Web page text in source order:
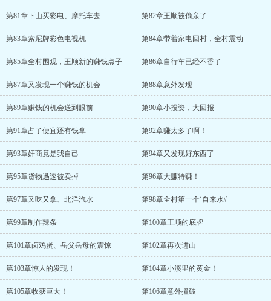
第81章下山买彩电、摩托车去 第82章王顺被偷亲了
第83章索尼牌彩色电视机 第84章带着家电回村，全村震动
第85章全村围观，王顺新的赚钱点子 第86章自行车已经不香了
第87章又发现一个赚钱的机会 第88章意外发现
第89章赚钱的机会送到眼前 第90章小投资，大回报
第91章占了便宜还有钱拿 第92章赚太多了啊！
第93章奸商竟是我自己 第94章又发现好东西了
第95章货物迅速被卖掉 第96章大赚特赚！
第97章又吃又拿、北洋汽水 第98章全村第一个‘自来水\’
第99章制作辣条 第100章王顺的底牌
第101章卤鸡蛋、岳父岳母的震惊 第102章再次进山
第103章惊人的发现！ 第104章小溪里的黄金！
第105章收获巨大！ 第106章意外撞破